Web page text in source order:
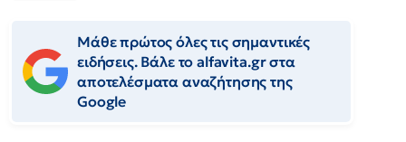
Μάθε πρώτος όλες τις σημαντικές
ειδήσεις. Βάλε το alfavita.gr στα
αποτελέσματα αναζήτησης της
Google